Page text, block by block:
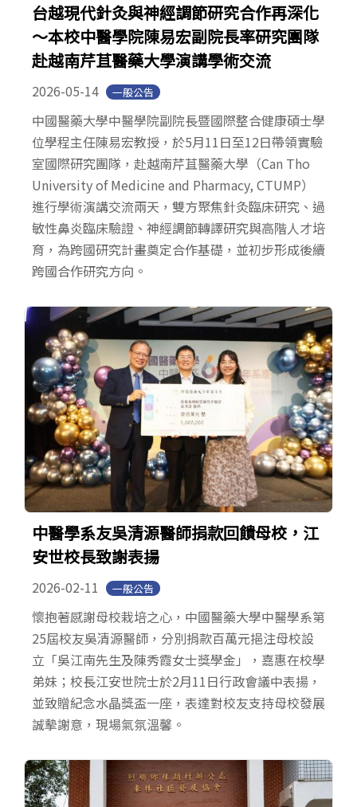
台越現代針灸與神經調節研究合作再深化
～本校中醫學院陳易宏副院長率研究團隊
赴越南芹苴醫藥大學演講學術交流
2026-05-14 一般公告
中國醫藥大學中醫學院副院長暨國際整合健康碩士學
位學程主任陳易宏教授，於5月11日至12日帶領實驗
室國際研究團隊，赴越南芹苴醫藥大學（Can Tho
University of Medicine and Pharmacy, CTUMP）
進行學術演講交流兩天，雙方聚焦針灸臨床研究、過
敏性鼻炎臨床驗證、神經調節轉譯研究與高階人才培
育，為跨國研究計畫奠定合作基礎，並初步形成後續
跨國合作研究方向。
中醫學系友吳清源醫師捐款回饋母校，江
安世校長致謝表揚
2026-02-11 一般公告
懷抱著感謝母校栽培之心，中國醫藥大學中醫學系第
25屆校友吳清源醫師，分別捐款百萬元挹注母校設
立「吳江南先生及陳秀霞女士獎學金」，嘉惠在校學
弟妹；校長江安世院士於2月11日行政會議中表揚，
並致贈紀念水晶獎盃一座，表達對校友支持母校發展
誠摰謝意，現場氣氛溫馨。